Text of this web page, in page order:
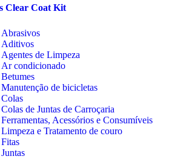
Clear Coat Kit
Abrasivos
Aditivos
Agentes de Limpeza
Ar condicionado
Betumes
Manutenção de bicicletas
Colas
Colas de Juntas de Carroçaria
Ferramentas, Acessórios e Consumíveis
Limpeza e Tratamento de couro
Fitas
Juntas